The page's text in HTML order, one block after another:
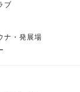
ブ
ナ・発展場